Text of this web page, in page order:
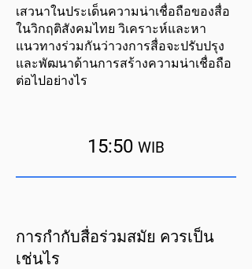
เสวนาในประเด็นความน่าเชื่อถือของสื่อ
ในวิกฤติสังคมไทย วิเคราะห์และหา
แนวทางร่วมกันว่าวงการสื่อจะปรับปรุง
และพัฒนาด้านการสร้างความน่าเชื่อถือ
ต่อไปอย่างไร
15:50 WIB
การกำกับสื่อร่วมสมัย ควรเป็น
เช่นไร